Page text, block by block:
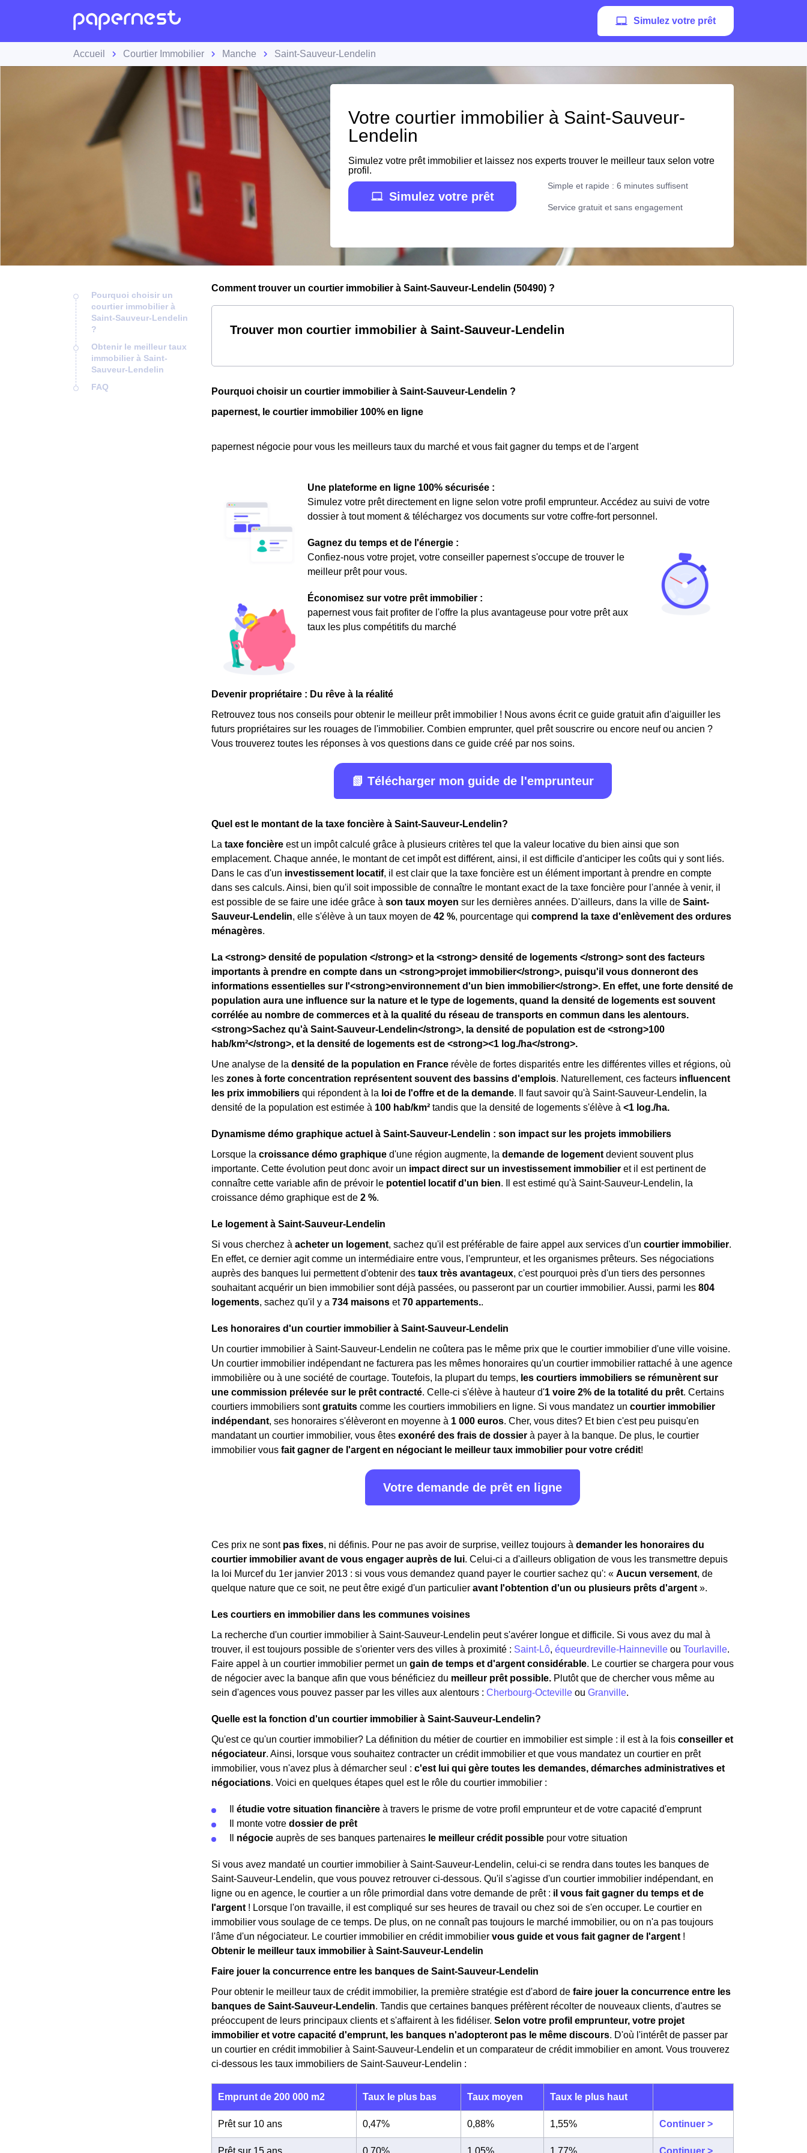
Simulez votre prêt
Accueil Courtier Immobilier Manche Saint-Sauveur-Lendelin
Votre courtier immobilier à Saint-Sauveur-
Lendelin
Simulez votre prêt immobilier et laissez nos experts trouver le meilleur taux selon votre
profil.
Simulez votre prêt
Simple et rapide : 6 minutes suffisent
Service gratuit et sans engagement
Pourquoi choisir un
courtier immobilier à
Saint-Sauveur-Lendelin
?
Obtenir le meilleur taux
immobilier à Saint-
Sauveur-Lendelin
FAQ
Comment trouver un courtier immobilier à Saint-Sauveur-Lendelin (50490) ?
Trouver mon courtier immobilier à Saint-Sauveur-Lendelin
Pourquoi choisir un courtier immobilier à Saint-Sauveur-Lendelin ?
papernest, le courtier immobilier 100% en ligne
papernest négocie pour vous les meilleurs taux du marché et vous fait gagner du temps et de l'argent
Une plateforme en ligne 100% sécurisée :
Simulez votre prêt directement en ligne selon votre profil emprunteur. Accédez au suivi de votre
dossier à tout moment & téléchargez vos documents sur votre coffre-fort personnel.
Gagnez du temps et de l'énergie :
Confiez-nous votre projet, votre conseiller papernest s'occupe de trouver le
meilleur prêt pour vous.
Économisez sur votre prêt immobilier :
papernest vous fait profiter de l'offre la plus avantageuse pour votre prêt aux
taux les plus compétitifs du marché
Devenir propriétaire : Du rêve à la réalité
Retrouvez tous nos conseils pour obtenir le meilleur prêt immobilier ! Nous avons écrit ce guide gratuit afin d'aiguiller les
futurs propriétaires sur les rouages de l'immobilier. Combien emprunter, quel prêt souscrire ou encore neuf ou ancien ?
Vous trouverez toutes les réponses à vos questions dans ce guide créé par nos soins.
📗 Télécharger mon guide de l'emprunteur
Quel est le montant de la taxe foncière à Saint-Sauveur-Lendelin?
La taxe foncière est un impôt calculé grâce à plusieurs critères tel que la valeur locative du bien ainsi que son
emplacement. Chaque année, le montant de cet impôt est différent, ainsi, il est difficile d'anticiper les coûts qui y sont liés.
Dans le cas d'un investissement locatif, il est clair que la taxe foncière est un élément important à prendre en compte
dans ses calculs. Ainsi, bien qu'il soit impossible de connaître le montant exact de la taxe foncière pour l'année à venir, il
est possible de se faire une idée grâce à son taux moyen sur les dernières années. D'ailleurs, dans la ville de Saint-
Sauveur-Lendelin, elle s'élève à un taux moyen de 42 %, pourcentage qui comprend la taxe d'enlèvement des ordures
ménagères.
La <strong> densité de population </strong> et la <strong> densité de logements </strong> sont des facteurs
importants à prendre en compte dans un <strong>projet immobilier</strong>, puisqu'il vous donneront des
informations essentielles sur l'<strong>environnement d'un bien immobilier</strong>. En effet, une forte densité de
population aura une influence sur la nature et le type de logements, quand la densité de logements est souvent
corrélée au nombre de commerces et à la qualité du réseau de transports en commun dans les alentours.
<strong>Sachez qu'à Saint-Sauveur-Lendelin</strong>, la densité de population est de <strong>100
hab/km²</strong>, et la densité de logements est de <strong><1 log./ha</strong>.
Une analyse de la densité de la population en France révèle de fortes disparités entre les différentes villes et régions, où
les zones à forte concentration représentent souvent des bassins d'emplois. Naturellement, ces facteurs influencent
les prix immobiliers qui répondent à la loi de l'offre et de la demande. Il faut savoir qu'à Saint-Sauveur-Lendelin, la
densité de la population est estimée à 100 hab/km² tandis que la densité de logements s'élève à <1 log./ha.
Dynamisme démo graphique actuel à Saint-Sauveur-Lendelin : son impact sur les projets immobiliers
Lorsque la croissance démo graphique d'une région augmente, la demande de logement devient souvent plus
importante. Cette évolution peut donc avoir un impact direct sur un investissement immobilier et il est pertinent de
connaître cette variable afin de prévoir le potentiel locatif d'un bien. Il est estimé qu'à Saint-Sauveur-Lendelin, la
croissance démo graphique est de 2 %.
Le logement à Saint-Sauveur-Lendelin
Si vous cherchez à acheter un logement, sachez qu'il est préférable de faire appel aux services d'un courtier immobilier.
En effet, ce dernier agit comme un intermédiaire entre vous, l'emprunteur, et les organismes prêteurs. Ses négociations
auprès des banques lui permettent d'obtenir des taux très avantageux, c'est pourquoi près d'un tiers des personnes
souhaitant acquérir un bien immobilier sont déjà passées, ou passeront par un courtier immobilier. Aussi, parmi les 804
logements, sachez qu'il y a 734 maisons et70 appartements..
Les honoraires d'un courtier immobilier à Saint-Sauveur-Lendelin
Un courtier immobilier à Saint-Sauveur-Lendelin ne coûtera pas le même prix que le courtier immobilier d'une ville voisine.
Un courtier immobilier indépendant ne facturera pas les mêmes honoraires qu'un courtier immobilier rattaché à une agence
immobilière ou à une société de courtage. Toutefois, la plupart du temps, les courtiers immobiliers se rémunèrent sur
une commission prélevée sur le prêt contracté. Celle-ci s'élève à hauteur d'1 voire 2% de la totalité du prêt. Certains
courtiers immobiliers sontgratuits comme les courtiers immobiliers en ligne. Si vous mandatez un courtier immobilier
indépendant, ses honoraires s'élèveront en moyenne à 1 000 euros. Cher, vous dites? Et bien c'est peu puisqu'en
mandatant un courtier immobilier, vous êtes exonéré des frais de dossier à payer à la banque. De plus, le courtier
immobilier vous fait gagner de l'argent en négociant le meilleur taux immobilier pour votre crédit!
Votre demande de prêt en ligne
Ces prix ne sont pas fixes, ni définis. Pour ne pas avoir de surprise, veillez toujours à demander les honoraires du
courtier immobilier avant de vous engager auprès de lui. Celui-ci a d'ailleurs obligation de vous les transmettre depuis
la loi Murcef du 1er janvier 2013 : si vous vous demandez quand payer le courtier sachez qu': « Aucun versement, de
quelque nature que ce soit, ne peut être exigé d'un particulier avant l'obtention d'un ou plusieurs prêts d'argent ».
Les courtiers en immobilier dans les communes voisines
La recherche d'un courtier immobilier à Saint-Sauveur-Lendelin peut s'avérer longue et difficile. Si vous avez du mal à
trouver, il est toujours possible de s'orienter vers des villes à proximité : Saint-Lô, équeurdreville-Hainneville ou Tourlaville.
Faire appel à un courtier immobilier permet un gain de temps et d'argent considérable. Le courtier se chargera pour vous
de négocier avec la banque afin que vous bénéficiez du meilleur prêt possible. Plutôt que de chercher vous même au
sein d'agences vous pouvez passer par les villes aux alentours : Cherbourg-Octeville ou Granville.
Quelle est la fonction d'un courtier immobilier à Saint-Sauveur-Lendelin?
Qu'est ce qu'un courtier immobilier? La définition du métier de courtier en immobilier est simple : il est à la fois conseiller et
négociateur. Ainsi, lorsque vous souhaitez contracter un crédit immobilier et que vous mandatez un courtier en prêt
immobilier, vous n'avez plus à démarcher seul : c'est lui qui gère toutes les demandes, démarches administratives et
négociations. Voici en quelques étapes quel est le rôle du courtier immobilier :
étudie votre situation financière à travers le prisme de votre profil emprunteur et de votre capacité d'emprunt
Il monte votre dossier de prêt
négocie auprès de ses banques partenaires le meilleur crédit possible pour votre situation
Si vous avez mandaté un courtier immobilier à Saint-Sauveur-Lendelin, celui-ci se rendra dans toutes les banques de
Saint-Sauveur-Lendelin, que vous pouvez retrouver ci-dessous. Qu'il s'agisse d'un courtier immobilier indépendant, en
ligne ou en agence, le courtier a un rôle primordial dans votre demande de prêt : il vous fait gagner du temps et de
l'argent ! Lorsque l'on travaille, il est compliqué sur ses heures de travail ou chez soi de s'en occuper. Le courtier en
immobilier vous soulage de ce temps. De plus, on ne connaît pas toujours le marché immobilier, ou on n'a pas toujours
l'âme d'un négociateur. Le courtier immobilier en crédit immobilier vous guide et vous fait gagner de l'argent !
Obtenir le meilleur taux immobilier à Saint-Sauveur-Lendelin
Faire jouer la concurrence entre les banques de Saint-Sauveur-Lendelin
Pour obtenir le meilleur taux de crédit immobilier, la première stratégie est d'abord de faire jouer la concurrence entre les
banques de Saint-Sauveur-Lendelin. Tandis que certaines banques préfèrent récolter de nouveaux clients, d'autres se
préoccupent de leurs principaux clients et s'affairent à les fidéliser. Selon votre profil emprunteur, votre projet
immobilier et votre capacité d'emprunt, les banques n'adopteront pas le même discours. D'où l'intérêt de passer par
un courtier en crédit immobilier à Saint-Sauveur-Lendelin et un comparateur de crédit immobilier en amont. Vous trouverez
ci-dessous les taux immobiliers de Saint-Sauveur-Lendelin :
Emprunt de 200 000 m2 Taux le plus bas Taux moyen Taux le plus haut
Prêt sur 10 ans 0,47% 0,88% 1,55% Continuer >
Prêt sur 15 ans 0,70% 1,05% 1,77% Continuer >